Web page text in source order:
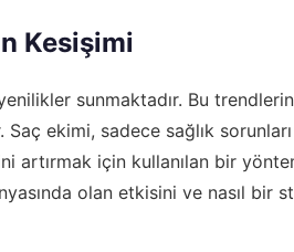
Kesişimi
sunmaktadır. Bu
ekimi, sadece sağlık
artırmak için kullanılan bir
olan etkisini ve nasıl bir